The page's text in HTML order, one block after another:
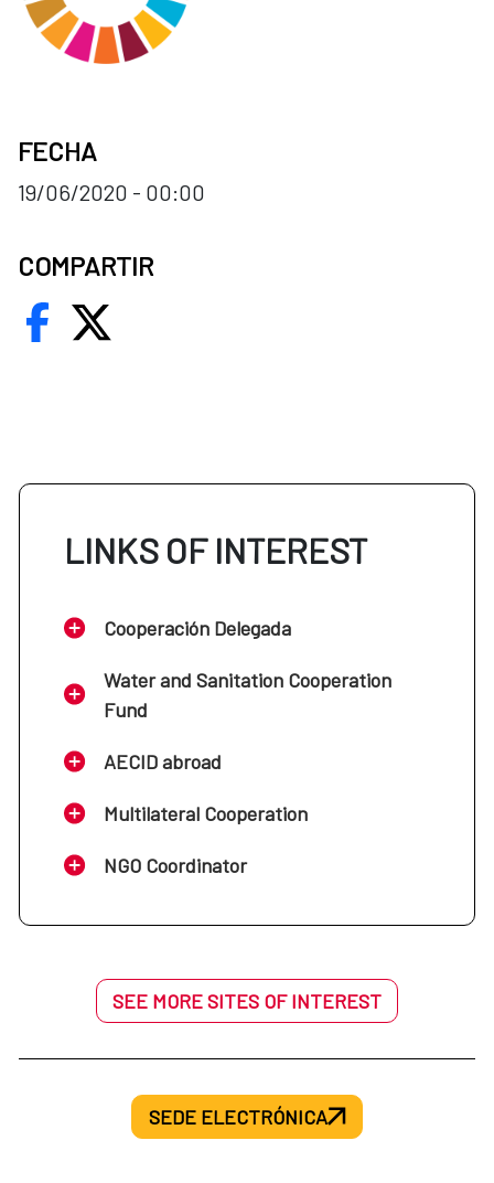
FECHA
19/06/2020 - 00:00
COMPARTIR
LINKS OF INTEREST
Cooperación Delegada
Water and Sanitation Cooperation
Fund
AECID abroad
Multilateral Cooperation
NGO Coordinator
SEE MORE SITES OF INTEREST
SEDE ELECTRÓNICA